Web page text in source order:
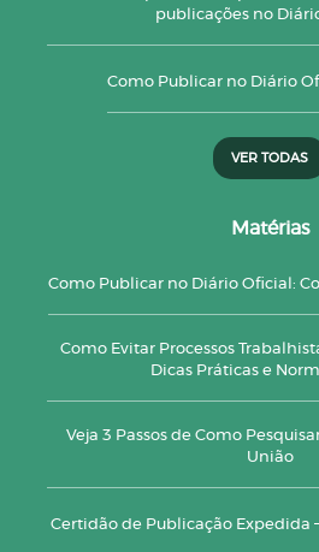
publicações no
Como Publicar no Diário
VER TODAS
Matérias
Como Publicar no Diário Oficial:
Como Evitar Processos
Dicas Práticas e
Veja 3 Passos de Como
União
Certidão de Publicação Expedida